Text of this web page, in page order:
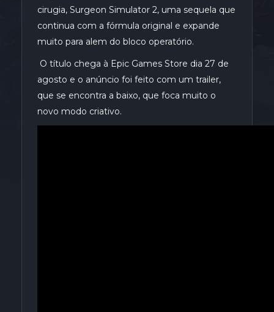
cirugia, Surgeon Simulator 2, uma sequela que
continua com a fórmula original e expande
muito para alem do bloco operatório.
O título chega à Epic Games Store dia 27 de
agosto e o anúncio foi feito com um trailer,
que se encontra a baixo, que foca muito o
novo modo criativo.